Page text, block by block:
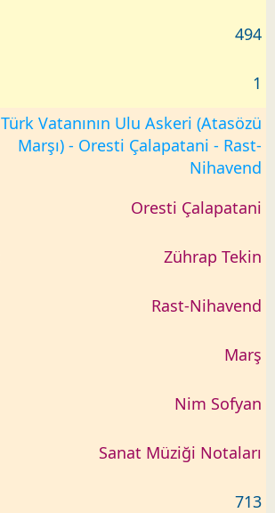
494
1
Türk Vatanının Ulu Askeri (Atasözü
Marşı) - Oresti Çalapatani - Rast-
Nihavend
Oresti Çalapatani
Zührap Tekin
Rast-Nihavend
Marş
Nim Sofyan
Sanat Müziği Notaları
713